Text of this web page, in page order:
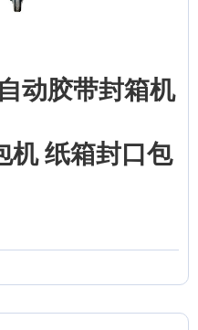
动胶带封箱机
机 纸箱封口包